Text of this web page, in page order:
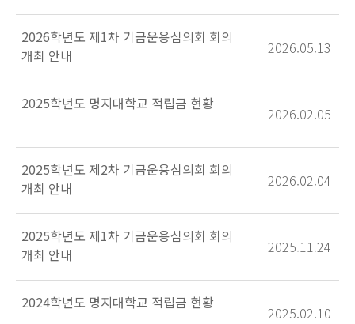
2026학년도 제1차 기금운용심의회 회의
개최 안내
2026.05.13
2025학년도 명지대학교 적립금 현황
2026.02.05
2025학년도 제2차 기금운용심의회 회의
개최 안내
2026.02.04
2025학년도 제1차 기금운용심의회 회의
개최 안내
2025.11.24
2024학년도 명지대학교 적립금 현황
2025.02.10